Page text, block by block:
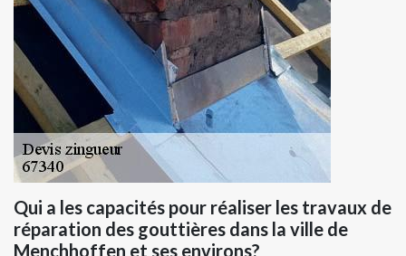
Qui a les capacités pour réaliser les travaux de
réparation des gouttières dans la ville de
Menchhoffen et ses environs?